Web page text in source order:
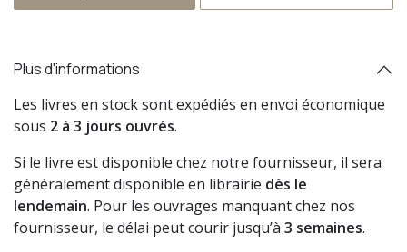
Plus d'informations
Les livres en stock sont expédiés en envoi économique
sous 2 à 3 jours ouvrés.
Si le livre est disponible chez notre fournisseur, il sera
généralement disponible en librairie dès le
lendemain. Pour les ouvrages manquant chez nos
fournisseur, le délai peut courir jusqu’à 3 semaines.